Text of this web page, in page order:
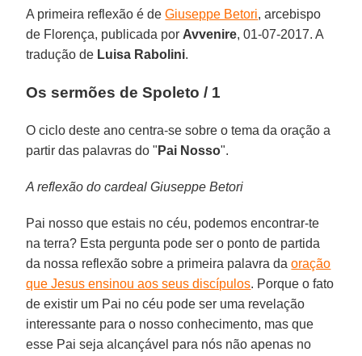
A primeira reflexão é deGiuseppe Betori, arcebispo
de Florença, publicada por Avvenire, 01-07-2017. A
tradução de Luisa Rabolini.
Os sermões de Spoleto / 1
O ciclo deste ano centra-se sobre o tema da oração a
partir das palavras do " Pai Nosso".
A reflexão do cardeal Giuseppe Betori
Pai nosso que estais no céu, podemos encontrar-te
na terra? Esta pergunta pode ser o ponto de partida
da nossa reflexão sobre a primeira palavra daoração
que Jesus ensinou aos seus discípulos. Porque o fato
de existir um Pai no céu pode ser uma revelação
interessante para o nosso conhecimento, mas que
esse Pai seja alcançável para nós não apenas no